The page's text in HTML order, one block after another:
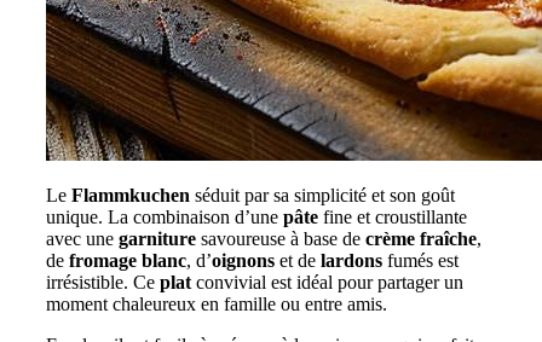
Le Flammkuchen séduit par sa simplicité et son goût
unique. La combinaison d’une pâte fine et croustillante
avec une garniture savoureuse à base de crème fraîche,
de fromage blanc, d’oignons et de lardons fumés est
irrésistible. Ce plat convivial est idéal pour partager un
moment chaleureux en famille ou entre amis.